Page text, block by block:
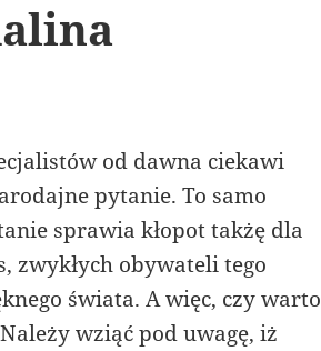
od dawna ciekawi
pytanie. To samo
sprawia kłopot takżę dla
zwykłych obywateli tego
świata. A więc, czy warto
wziąć pod uwagę, iż